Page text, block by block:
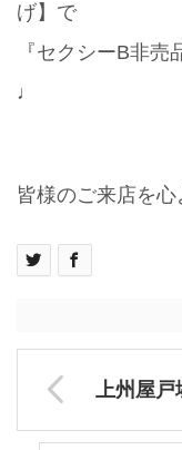
げ】で
『セクシーB非
♩
皆様のご来店を心
上州屋